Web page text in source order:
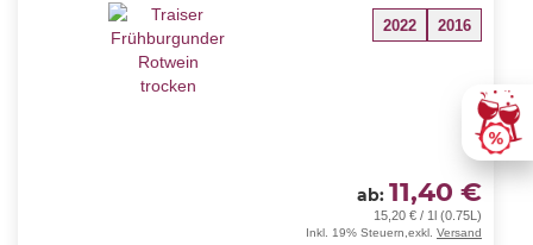
2022 2016
ab 11,40 €
15,20 € / 1l (0.75L)
Inkl. 19% Steuern exkl. Versand